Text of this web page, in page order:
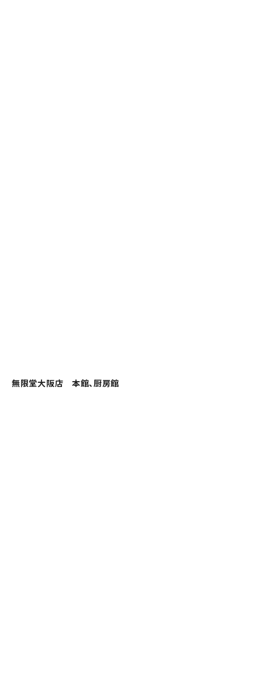
無限堂大阪店 本館、厨房館